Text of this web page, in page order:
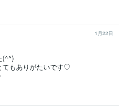
1月22日
(^^)
てもありがたいです♡